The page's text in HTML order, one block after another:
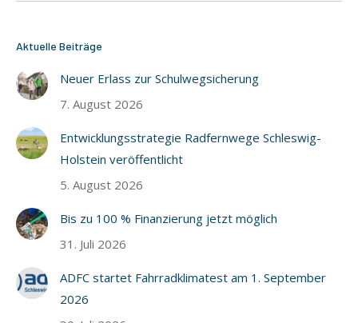
Aktuelle Beiträge
Neuer Erlass zur Schulwegsicherung
7. August 2026
Entwicklungsstrategie Radfernwege Schleswig-
Holstein veröffentlicht
5. August 2026
Bis zu 100 % Finanzierung jetzt möglich
31. Juli 2026
ADFC startet Fahrradklimatest am 1. September
2026